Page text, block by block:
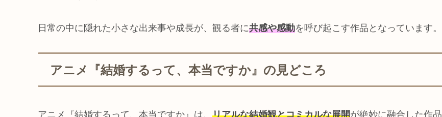
日常の中に隠れた小さな出来事や成長が、観る者に共感や感動を呼び起こす作品となっています。
アニメ『結婚するって、本当ですか』の見どころ
アニメ『結婚するって、本当ですか』は、 リアルな結婚観とコミカルな展開が絶妙に融合した作品